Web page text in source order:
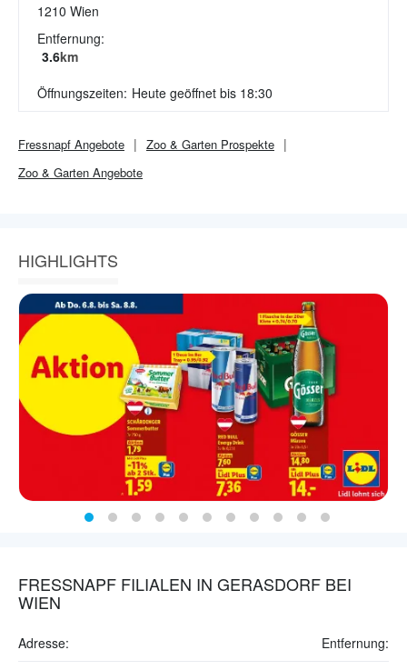
1210 Wien
Entfernung:
3.6km
Öffnungszeiten: Heute geöffnet bis 18:30
Fressnapf Angebote Zoo & Garten Prospekte
Zoo & Garten Angebote
HIGHLIGHTS
FRESSNAPF FILIALEN IN GERASDORF BEI
WIEN
Adresse: Entfernung: